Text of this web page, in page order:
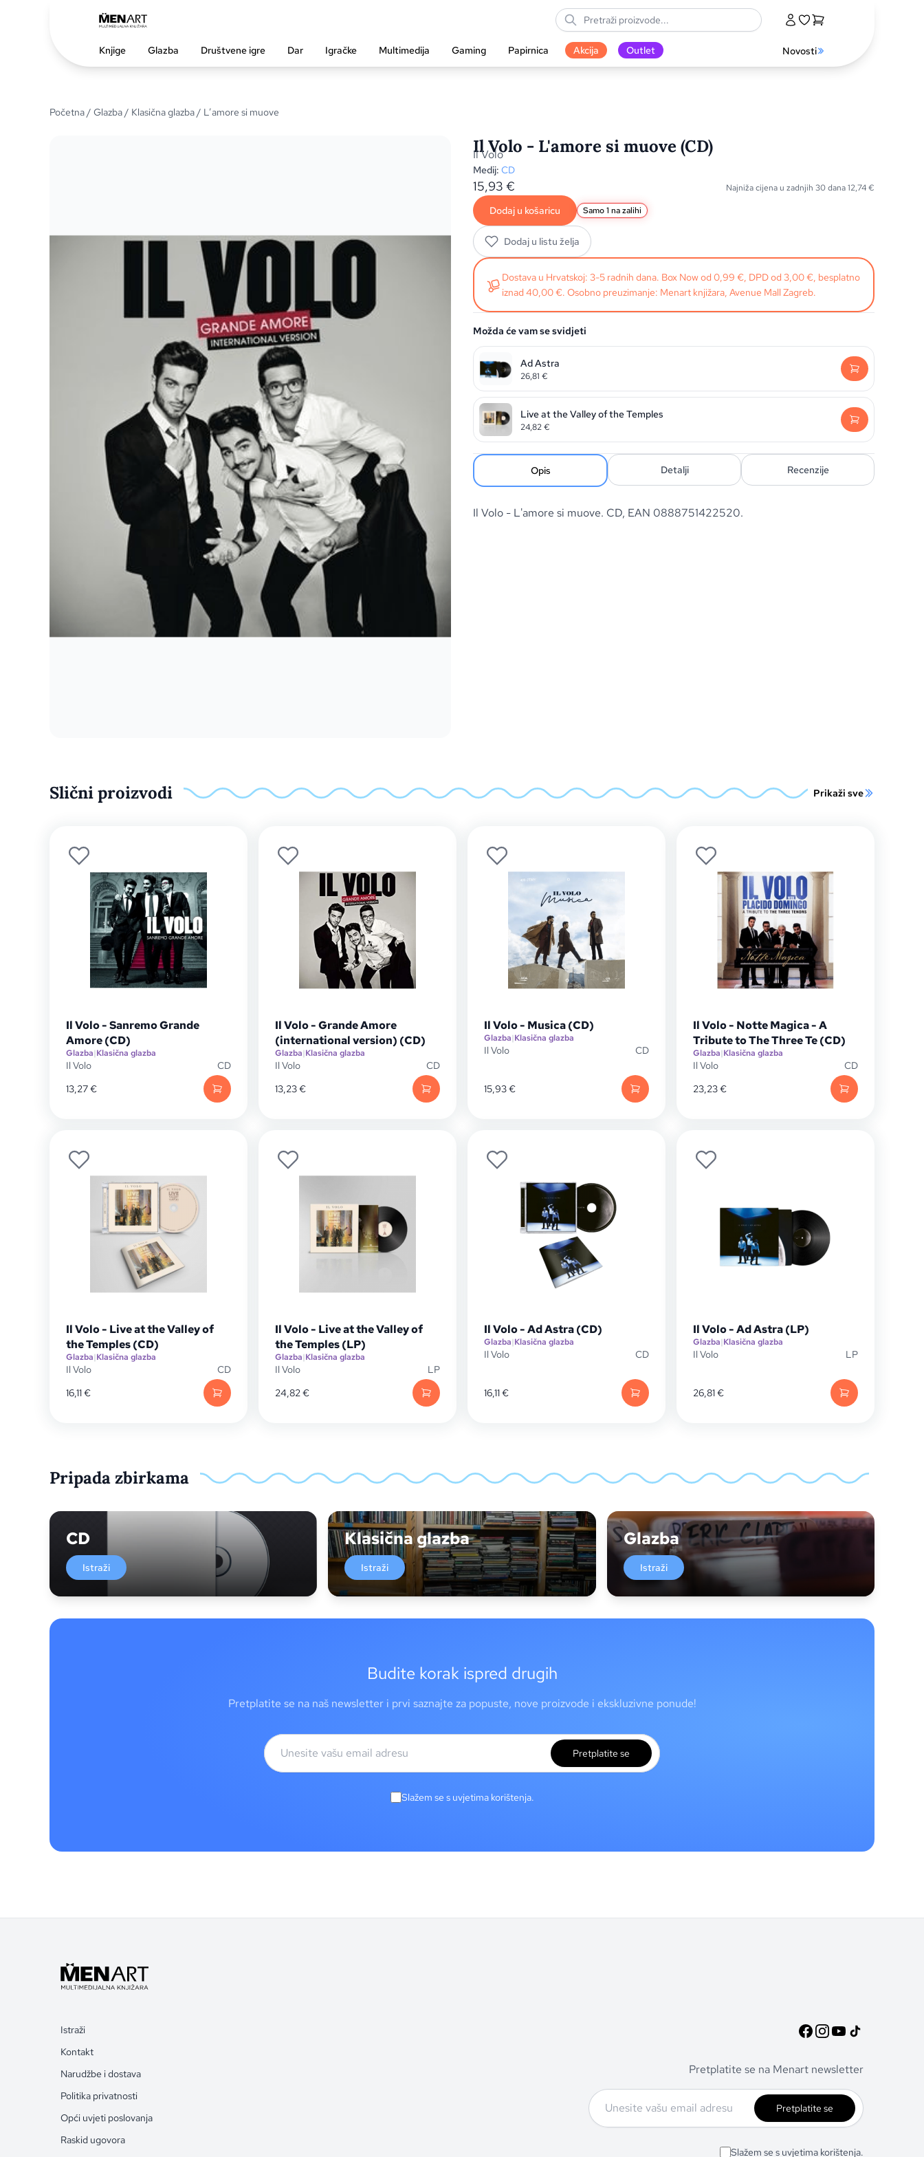
Knjige Glazba Društvene igre Dar Igračke Multimedija Gaming Papirnica Akcija Outlet Novosti
Početna/ Glazba/ Klasična glazba/ L’amore si muove
Il Volo - L'amore si muove (CD)
Il Volo
Medij: CD
15,93 € Najniža cijena u zadnjih 30 dana12,74€
Dodaj u košaricu Samo 1 na zalihi
Dodaj u listu želja
Dostava u Hrvatskoj: 3-5 radnih dana. Box Now od 0,99 €, DPD od 3,00 €, besplatno
iznad 40,00 €. Osobno preuzimanje: Menart knjižara, Avenue Mall Zagreb.
Možda će vam se svidjeti
Ad Astra
26,81 €
Live at the Valley of the Temples
24,82€
Opis Detalji Recenzije
Il Volo - L'amore si muove. CD, EAN 0888751422520.
Slični proizvodi Prikaži sve
Il Volo - Sanremo Grande
Amore (CD)
Glazba|Klasična glazba
Il Volo
CD
13,27€
Il Volo - Grande Amore
(international version) (CD)
Glazba|Klasična glazba
Il Volo
CD
13,23€
Il Volo - Musica (CD)
Glazba|Klasična glazba
Il Volo CD
15,93€
Il Volo - Notte Magica - A
Tribute to The Three Te (CD)
Glazba|Klasična glazba
Il Volo
CD
23,23€
Il Volo - Live at the Valley of
the Temples (CD)
Glazba|Klasična glazba
Il Volo
CD
16,11€
Il Volo - Live at the Valley of
the Temples (LP)
Glazba|Klasična glazba
Il Volo
LP
24,82€
Il Volo - Ad Astra (CD)
Glazba|Klasična glazba
Il Volo CD
16,11€
Il Volo - Ad Astra (LP)
Glazba|Klasična glazba
Il Volo LP
26,81€
Pripada zbirkama
CD
Istraži
Klasična glazba
Istraži
Glazba
Istraži
Budite korak ispred drugih
Pretplatite se na naš newsletter i prvi saznajte za popuste, nove proizvode i ekskluzivne ponude!
Pretplatite se
Slažem se s uvjetima korištenja.
Istraži
Kontakt
Narudžbe i dostava
Politika privatnosti
Opći uvjeti poslovanja
Raskid ugovora
Pretplatite se na Menart newsletter
Pretplatite se
Slažem se s uvjetima korištenja.